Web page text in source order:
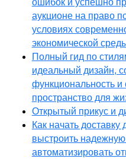
ошибок и успешно
аукционе на право
условиях
экономической
Полный гид по
идеальный дизайн,
функциональность и
пространство для
Открытый прикус и
Как начать
выстроить надежную
автоматизировать